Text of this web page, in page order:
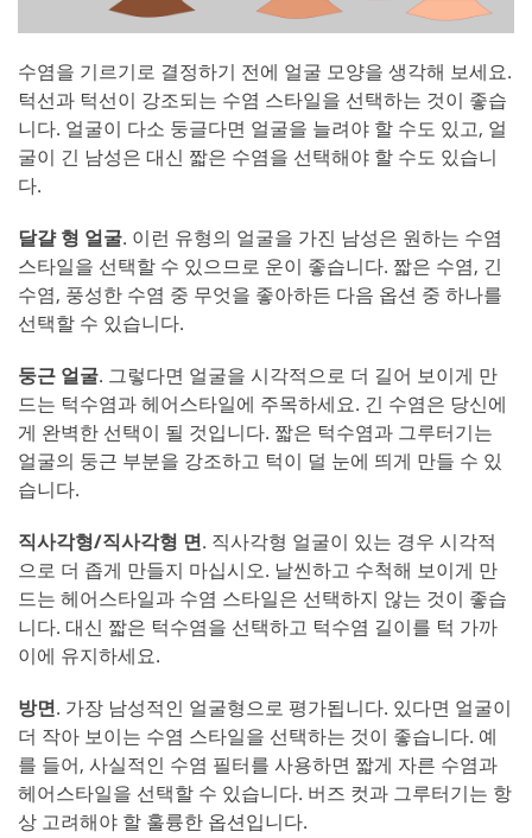
수염을 기르기로 결정하기 전에 얼굴 모양을 생각해 보세요.
턱선과 턱선이 강조되는 수염 스타일을 선택하는 것이 좋습
니다. 얼굴이 다소 둥글다면 얼굴을 늘려야 할 수도 있고, 얼
굴이 긴 남성은 대신 짧은 수염을 선택해야 할 수도 있습니
다.
달걀 형 얼굴. 이런 유형의 얼굴을 가진 남성은 원하는 수염
스타일을 선택할 수 있으므로 운이 좋습니다. 짧은 수염, 긴
수염, 풍성한 수염 중 무엇을 좋아하든 다음 옵션 중 하나를
선택할 수 있습니다.
둥근 얼굴. 그렇다면 얼굴을 시각적으로 더 길어 보이게 만
드는 턱수염과 헤어스타일에 주목하세요. 긴 수염은 당신에
게 완벽한 선택이 될 것입니다. 짧은 턱수염과 그루터기는
얼굴의 둥근 부분을 강조하고 턱이 덜 눈에 띄게 만들 수 있
습니다.
직사각형/직사각형 면. 직사각형 얼굴이 있는 경우 시각적
으로 더 좁게 만들지 마십시오. 날씬하고 수척해 보이게 만
드는 헤어스타일과 수염 스타일은 선택하지 않는 것이 좋습
니다. 대신 짧은 턱수염을 선택하고 턱수염 길이를 턱 가까
이에 유지하세요.
방면. 가장 남성적인 얼굴형으로 평가됩니다. 있다면 얼굴이
더 작아 보이는 수염 스타일을 선택하는 것이 좋습니다. 예
를 들어, 사실적인 수염 필터를 사용하면 짧게 자른 수염과
헤어스타일을 선택할 수 있습니다. 버즈 컷과 그루터기는 항
상 고려해야 할 훌륭한 옵션입니다.